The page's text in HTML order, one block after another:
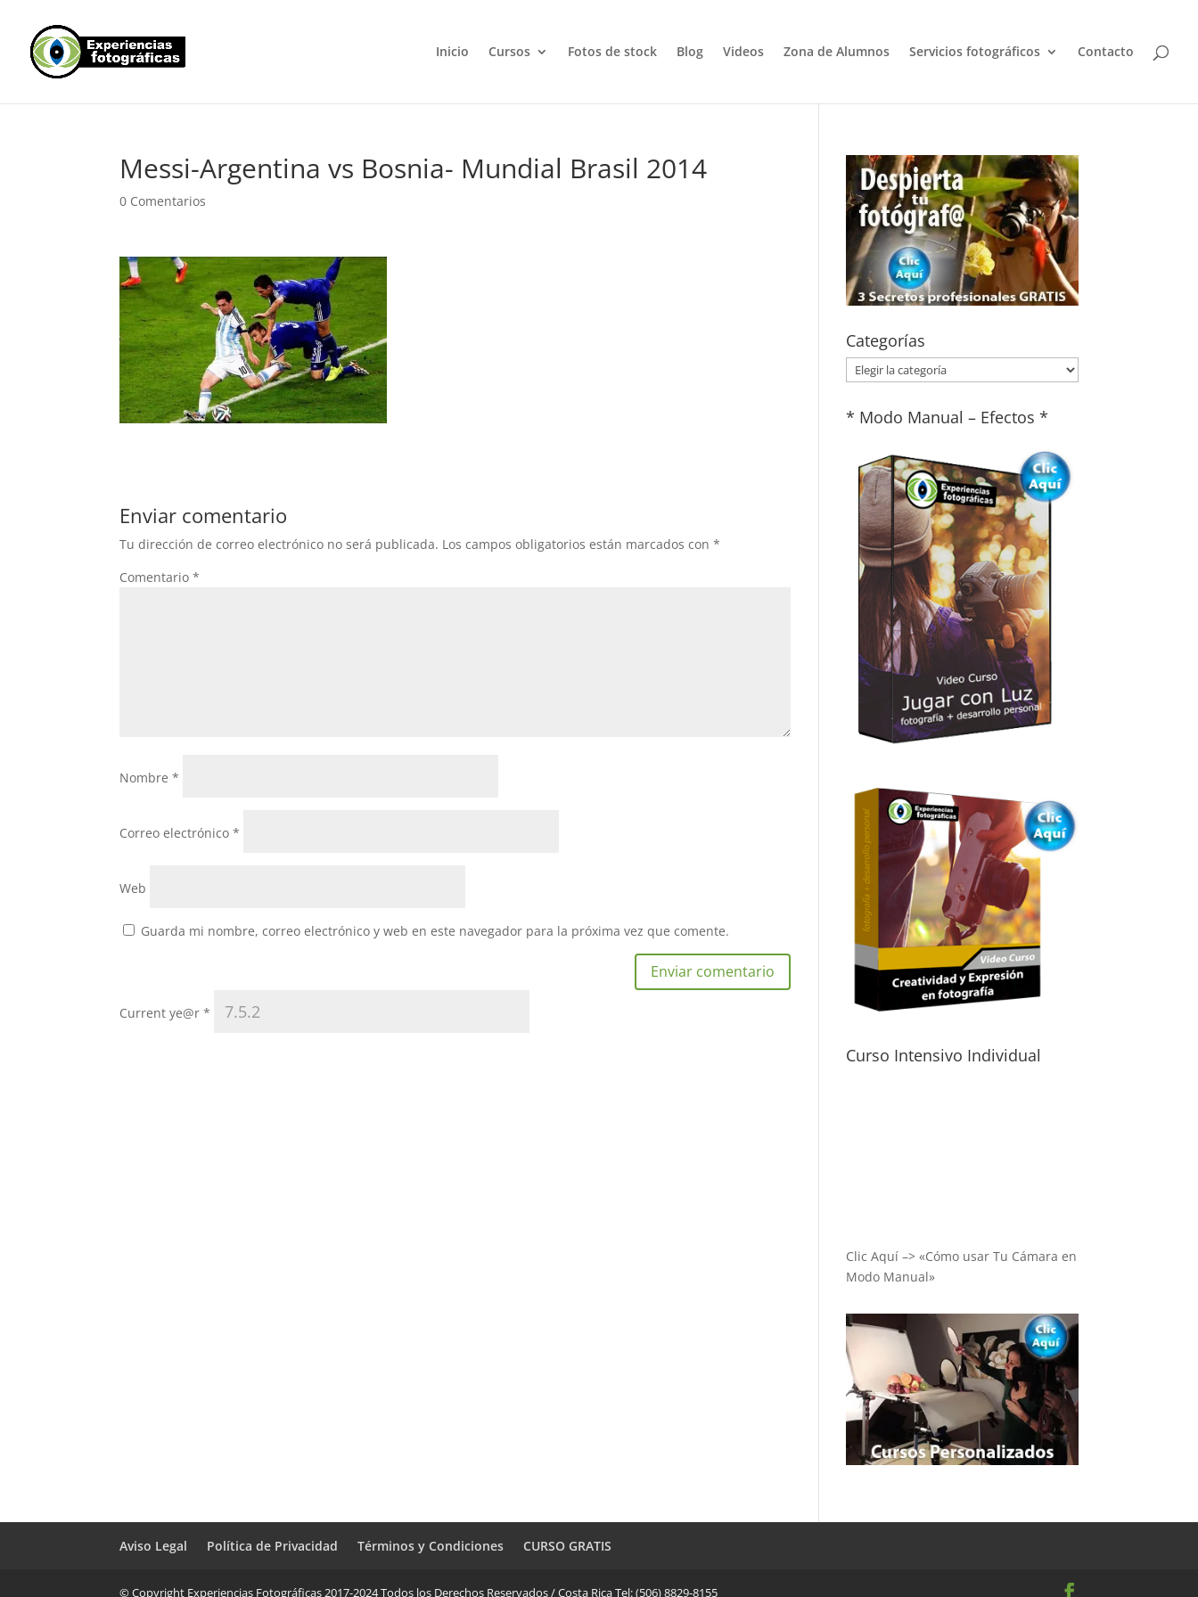
Inicio Cursos Fotos de stock Blog Videos Zona de Alumnos Servicios fotográficos Contacto
Messi-Argentina vs Bosnia- Mundial Brasil 2014
0 Comentarios
Enviar comentario
Tu dirección de correo electrónico no será publicada. Los campos obligatorios están marcados con*
Comentario*
Nombre*
Correo electrónico*
Web
Guarda mi nombre, correo electrónico y web en este navegador para la próxima vez que comente.
Current ye@r*
Categorías
Categorías
* Modo Manual – Efectos *
Curso Intensivo Individual
Clic Aquí –> «Cómo usar Tu Cámara en
Modo Manual»
Aviso Legal Política de Privacidad Términos y Condiciones CURSO GRATIS
© Copyright Experiencias Fotográficas 2017-2024 Todos los Derechos Reservados / Costa Rica Tel: (506) 8829-8155